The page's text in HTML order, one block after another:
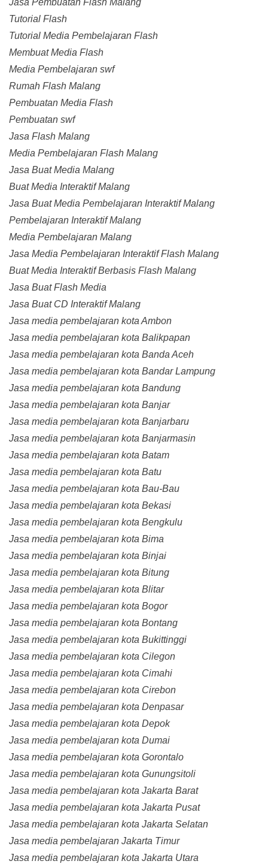
Jasa Pembuatan Flash Malang
Tutorial Flash
Tutorial Media Pembelajaran Flash
Membuat Media Flash
Media Pembelajaran swf
Rumah Flash Malang
Pembuatan Media Flash
Pembuatan swf
Jasa Flash Malang
Media Pembelajaran Flash Malang
Jasa Buat Media Malang
Buat Media Interaktif Malang
Jasa Buat Media Pembelajaran Interaktif Malang
Pembelajaran Interaktif Malang
Media Pembelajaran Malang
Jasa Media Pembelajaran Interaktif Flash Malang
Buat Media Interaktif Berbasis Flash Malang
Jasa Buat Flash Media
Jasa Buat CD Interaktif Malang
Jasa media pembelajaran kota Ambon
Jasa media pembelajaran kota Balikpapan
Jasa media pembelajaran kota Banda Aceh
Jasa media pembelajaran kota Bandar Lampung
Jasa media pembelajaran kota Bandung
Jasa media pembelajaran kota Banjar
Jasa media pembelajaran kota Banjarbaru
Jasa media pembelajaran kota Banjarmasin
Jasa media pembelajaran kota Batam
Jasa media pembelajaran kota Batu
Jasa media pembelajaran kota Bau-Bau
Jasa media pembelajaran kota Bekasi
Jasa media pembelajaran kota Bengkulu
Jasa media pembelajaran kota Bima
Jasa media pembelajaran kota Binjai
Jasa media pembelajaran kota Bitung
Jasa media pembelajaran kota Blitar
Jasa media pembelajaran kota Bogor
Jasa media pembelajaran kota Bontang
Jasa media pembelajaran kota Bukittinggi
Jasa media pembelajaran kota Cilegon
Jasa media pembelajaran kota Cimahi
Jasa media pembelajaran kota Cirebon
Jasa media pembelajaran kota Denpasar
Jasa media pembelajaran kota Depok
Jasa media pembelajaran kota Dumai
Jasa media pembelajaran kota Gorontalo
Jasa media pembelajaran kota Gunungsitoli
Jasa media pembelajaran kota Jakarta Barat
Jasa media pembelajaran kota Jakarta Pusat
Jasa media pembelajaran kota Jakarta Selatan
Jasa media pembelajaran Jakarta Timur
Jasa media pembelajaran kota Jakarta Utara